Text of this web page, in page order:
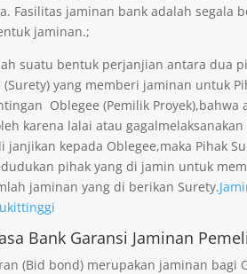
Fasilitas jaminan bank adalah segala
jaminan.;
suatu bentuk perjanjian antara dua
(Surety) yang memberi jaminan untuk
Oblegee (Pemilik
karena lalai atau
janjikan kepada Oblegee,maka Pihak
pihak yang di jamin untuk
jaminan yang di berikan Surety.
Bank Garansi Jaminan
(Bid bond) merupakan jaminan bagi